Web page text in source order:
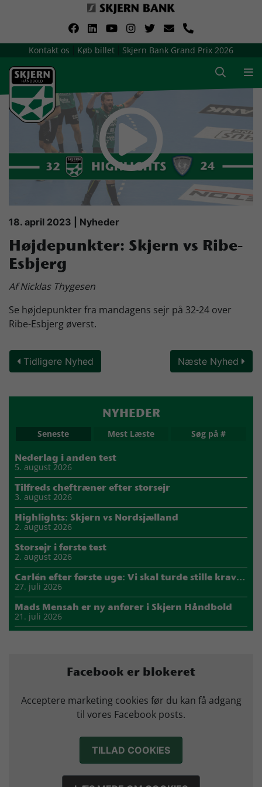
Kontakt os Køb billet Skjern Bank Grand Prix 2026
Om Skjern Håndbold
Ligatruppen
Sponsorer
Billetsalg / sæsonkort
Presse
Samarbejdsklubber
Skjern Bank Grand Prix
Nyhedsbrev
Køb Billet
18. april 2023 | Nyheder
Højdepunkter: Skjern vs Ribe-
Esbjerg
Af Nicklas Thygesen
Se højdepunkter fra mandagens sejr på 32-24 over
Ribe-Esbjerg øverst.
Tidligere Nyhed Næste Nyhed
NYHEDER
Seneste Mest Læste Søg på #
Nederlag i anden test
5. august 2026
Tilfreds cheftræner efter storsejr
3. august 2026
Highlights: Skjern vs Nordsjælland
2. august 2026
Storsejr i første test
2. august 2026
Carlén efter første uge: Vi skal turde stille krav til hinanden
27. juli 2026
Mads Mensah er ny anfører i Skjern Håndbold
21. juli 2026
Marius Nørsøller udlejes til HØJ Elite
Morten Vium takker af efter 17 sæsoner i grønt
12. juli 2026
Facebook er blokeret
Acceptere marketing cookies før du kan få adgang
til vores Facebook posts.
TILLAD COOKIES